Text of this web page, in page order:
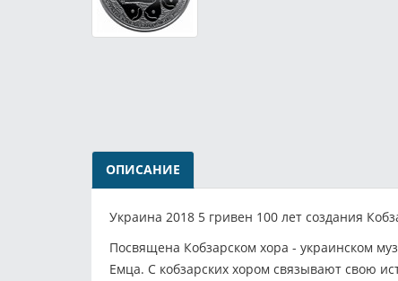
ОПИСАНИЕ
Украина 2018 5 гривен 100 лет создания
Посвящена Кобзарском хора - украинском
Емца. С кобзарских хором связывают свою